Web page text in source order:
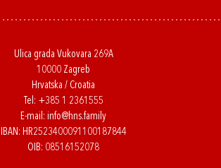
Ulica grada Vukovara 269A
10000 Zagreb
Hrvatska / Croatia
Tel: +385 1 2361555
E-mail: info@hns.family
IBAN: HR2523400091100187844
OIB: 08516152078